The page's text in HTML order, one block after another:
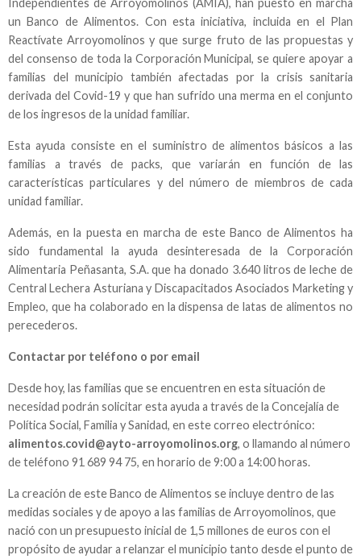
un Banco de Alimentos. Con esta iniciativa, incluida en el Plan
Reactívate Arroyomolinos y que surge fruto de las propuestas y
del consenso de toda la Corporación Municipal, se quiere apoyar a
familias del municipio también afectadas por la crisis sanitaria
derivada del Covid-19 y que han sufrido una merma en el conjunto
de los ingresos de la unidad familiar.
Esta ayuda consiste en el suministro de alimentos básicos a las
familias a través de packs, que variarán en función de las
características particulares y del número de miembros de cada
unidad familiar.
Además, en la puesta en marcha de este Banco de Alimentos ha
sido fundamental la ayuda desinteresada de la Corporación
Alimentaria Peñasanta, S.A. que ha donado 3.640 litros de leche de
Central Lechera Asturiana y Discapacitados Asociados Marketing y
Empleo, que ha colaborado en la dispensa de latas de alimentos no
perecederos.
Contactar por teléfono o por email
Desde hoy, las familias que se encuentren en esta situación de
necesidad podrán solicitar esta ayuda a través de la Concejalía de
Política Social, Familia y Sanidad, en este correo electrónico:
alimentos.covid@ayto-arroyomolinos.org, o llamando al número
de teléfono 91 689 94 75, en horario de 9:00 a 14:00 horas.
La creación de este Banco de Alimentos se incluye dentro de las
medidas sociales y de apoyo a las familias de Arroyomolinos, que
nació con un presupuesto inicial de 1,5 millones de euros con el
propósito de ayudar a relanzar el municipio tanto desde el punto de